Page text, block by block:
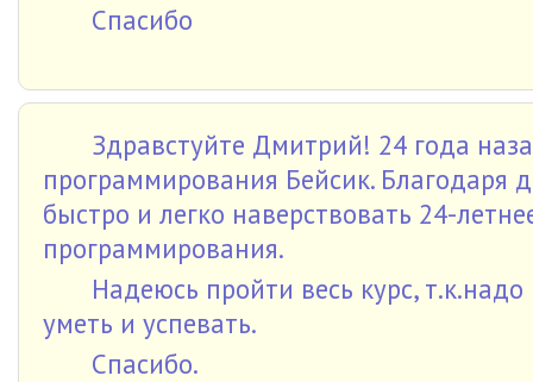
Спасибо
Здравстуйте Дмитрий! 24 года
программирования Бейсик. Благодаря
быстро и легко наверствовать 24-
программирования.
Надеюсь пройти весь курс,
уметь и успевать.
Спасибо.